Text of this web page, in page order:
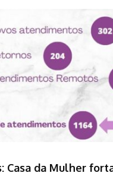
Casa da Mulher